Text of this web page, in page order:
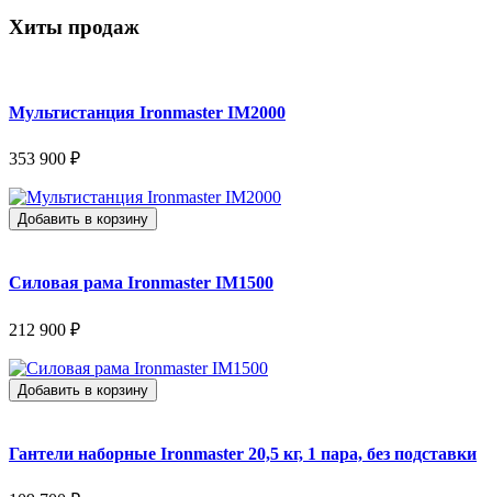
Хиты продаж
Мультистанция Ironmaster IM2000
353 900 ₽
Добавить в корзину
Силовая рама Ironmaster IM1500
212 900 ₽
Добавить в корзину
Гантели наборные Ironmaster 20,5 кг, 1 пара, без подставки